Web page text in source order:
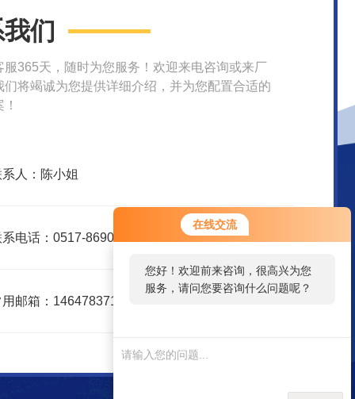
在线交流
您好！欢迎前来咨询，很高兴为您
服务，请问您要咨询什么问题呢？
您好，看您停留很久了，是否找到
了需求产品，您可以直接在线与我
们
服365天，随时为您服务！欢迎来电咨询或来厂
们将竭诚为您提供详细介绍，并为您配置合适的
人：陈小姐
电话：0517-86907998
邮箱：1464783719@qq.com